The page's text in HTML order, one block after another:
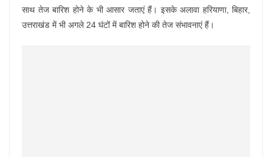
साथ तेज बारिश होने के भी आसार जताएं हैं। इसके अलावा हरियाणा, बिहार,
उत्तराखंड में भी अगले 24 घंटों में बारिश होने की तेज संभावनाएं हैं।